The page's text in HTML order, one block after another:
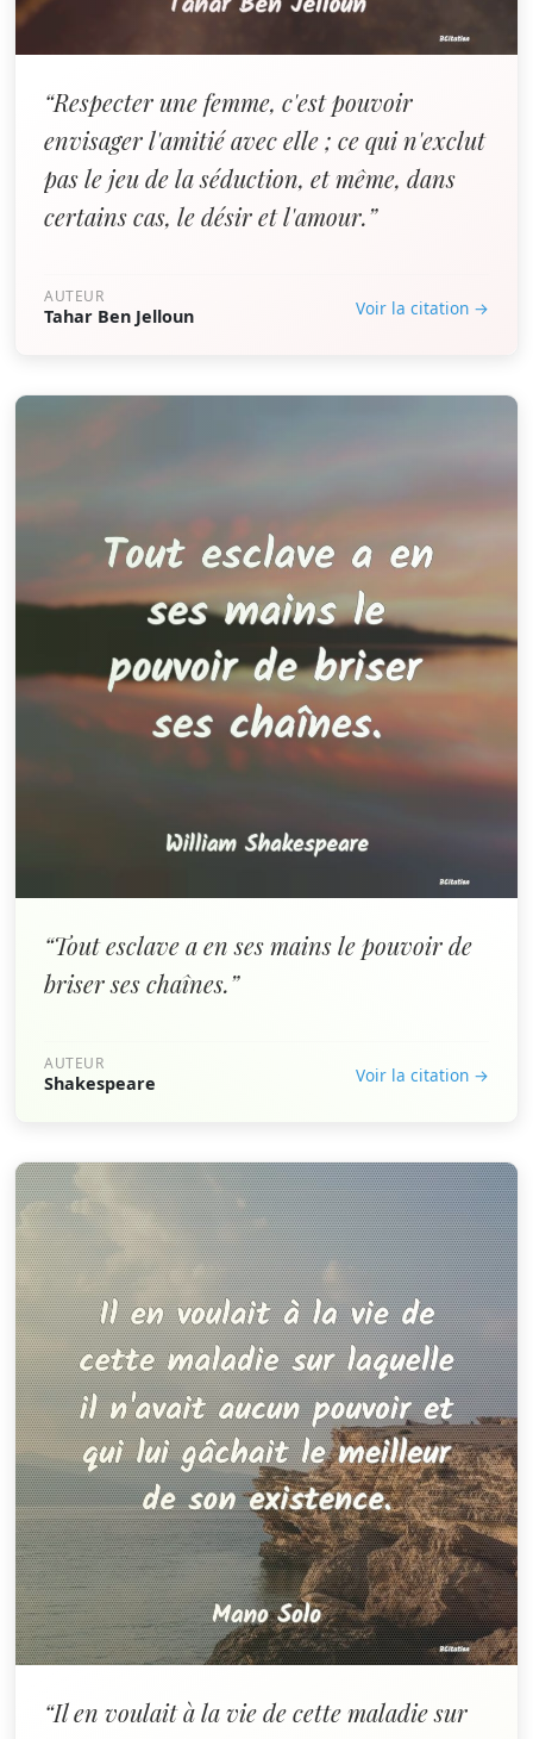
“Respecter une femme, c'est pouvoir
envisager l'amitié avec elle ; ce qui n'exclut
pas le jeu de la séduction, et même, dans
certains cas, le désir et l'amour.”
AUTEUR
Tahar Ben Jelloun Voir la citation →
“Tout esclave a en ses mains le pouvoir de
briser ses chaînes.”
AUTEUR
Shakespeare Voir la citation →
“Il en voulait à la vie de cette maladie sur